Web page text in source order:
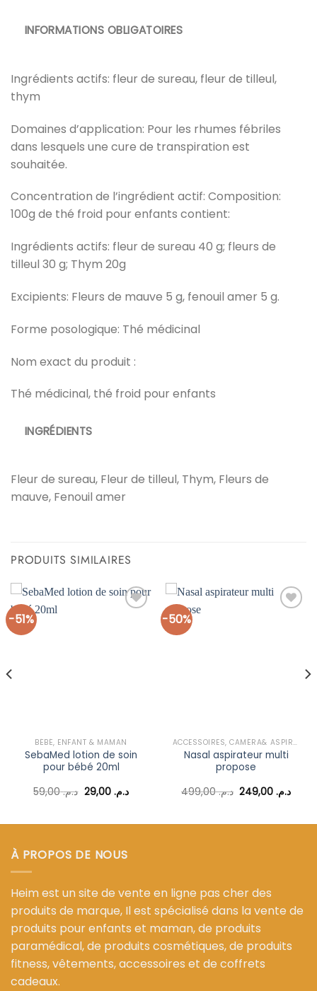
INFORMATIONS OBLIGATOIRES
Ingrédients actifs: fleur de sureau, fleur de tilleul,
thym
Domaines d’application: Pour les rhumes fébriles
dans lesquels une cure de transpiration est
souhaitée.
Concentration de l’ingrédient actif: Composition:
100g de thé froid pour enfants contient:
Ingrédients actifs: fleur de sureau 40 g; fleurs de
tilleul 30 g; Thym 20g
Excipients: Fleurs de mauve 5 g, fenouil amer 5 g.
Forme posologique: Thé médicinal
Nom exact du produit :
Thé médicinal, thé froid pour enfants
INGRÉDIENTS
Fleur de sureau, Fleur de tilleul, Thym, Fleurs de
mauve, Fenouil amer
PRODUITS SIMILAIRES
-51%
BÉBÉ, ENFANT & MAMAN
SebaMed lotion de soin
pour bébé 20ml
د.م.59,00 Le
prix
د.م. 59,00.
د.م. 29,00 Le
د.م. 29,00.
-50%
ACCESSOIRES, CAMÉRA& ASPIRATEUR NASAL BÉBÉ
Nasal aspirateur multi
propose
د.م.499,00 Le
د.م. 499,00.
د.م.249,00 Le
د.م. 399,00.
À PROPOS DE NOUS
Heim est un site de vente en ligne pas cher des
produits de marque, Il est spécialisé dans la vente de
produits pour enfants et maman, de produits
paramédical, de produits cosmétiques, de produits
fitness, vêtements, accessoires et de coffrets
cadeaux.